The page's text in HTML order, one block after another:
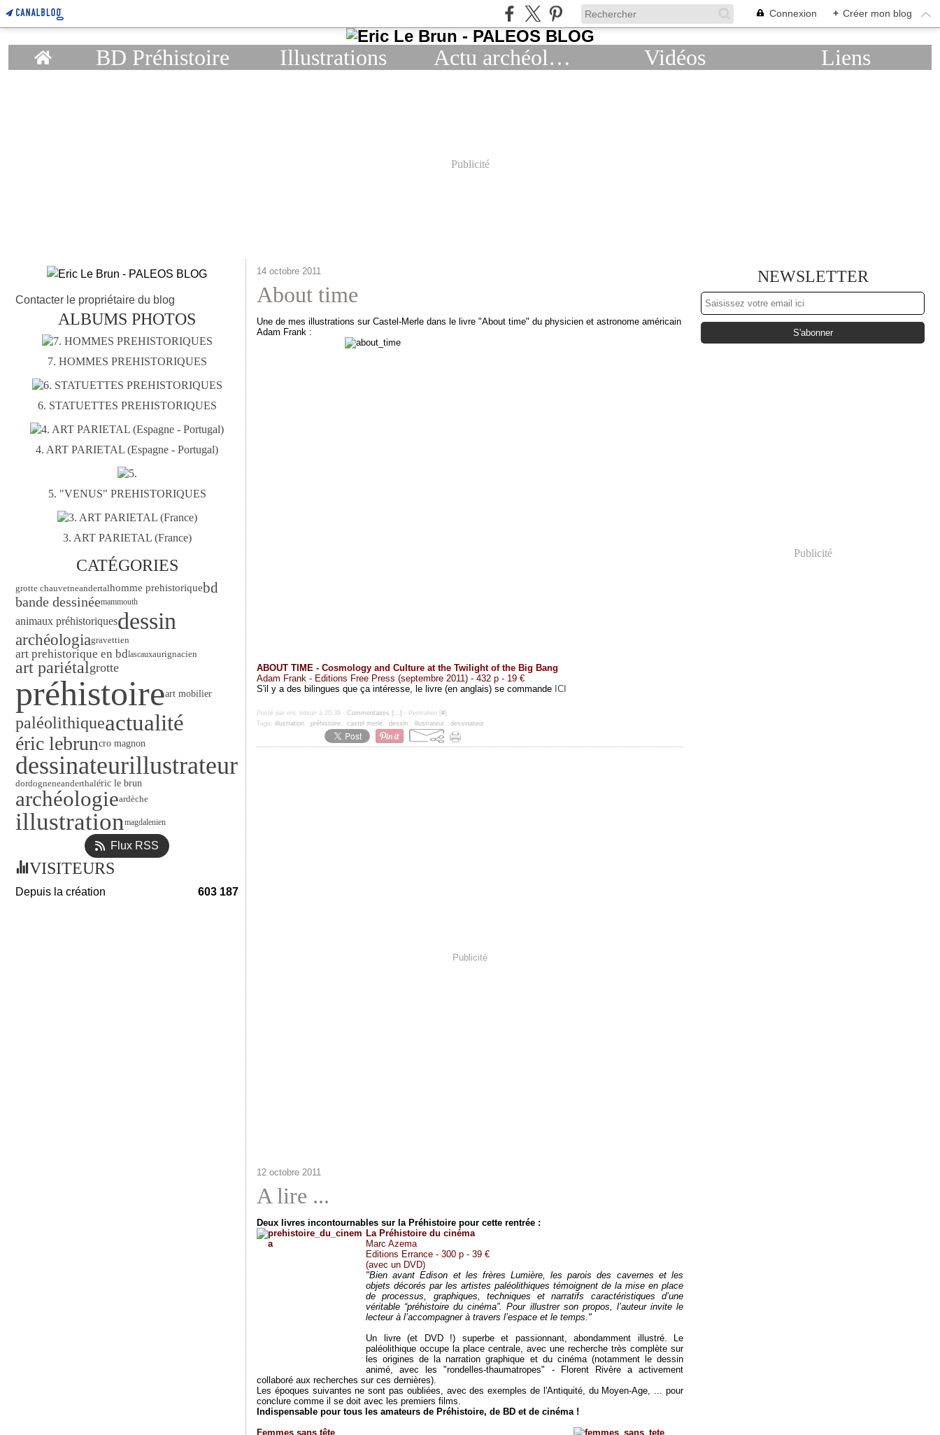
Connexion + Créer mon blog
Home BD Préhistoire Illustrations Actu archéologie Vidéos Liens
Publicité
Contacter le propriétaire du blog
ALBUMS PHOTOS
7. HOMMES PREHISTORIQUES
6. STATUETTES PREHISTORIQUES
4. ART PARIETAL (Espagne - Portugal)
5. "VENUS" PREHISTORIQUES
3. ART PARIETAL (France)
CATÉGORIES
grotte chauvetneandertalhomme prehistoriquebd
bande dessinéemammouth
animaux préhistoriquesdessin
archéologiagravettien
art prehistorique en bdlascauxaurignacien
art pariétalgrotte
préhistoireart mobilier
paléolithiqueactualité
éric lebruncro magnon
dessinateurillustrateur
dordogneneanderthaléric le brun
archéologieardèche
illustrationmagdalenien
Flux RSS
VISITEURS
Depuis la création 603 187
14 octobre 2011
About time
Une de mes illustrations sur Castel-Merle dans le livre "About time" du physicien et astronome américain
Adam Frank :
ABOUT TIME - Cosmology and Culture at the Twilight of the Big Bang
Adam Frank - Editions Free Press (septembre 2011) - 432 p - 19 €
S'il y a des bilingues que ça intéresse, le livre (en anglais) se commande ICI
Posté par eric lebrun à 20:39 - Commentaires [ …] - Permalien [ #]
Tags: illustration, préhistoire, castel merle, dessin, illustrateur, dessinateur
Publicité
12 octobre 2011
A lire ...
Deux livres incontournables sur la Préhistoire pour cette rentrée :
La Préhistoire du cinéma
Marc Azema
Editions Errance - 300 p - 39 €
(avec un DVD)
"Bien avant Edison et les frères Lumière, les parois des cavernes et les
objets décorés par les artistes paléolithiques témoignent de la mise en place
de processus, graphiques, techniques et narratifs caractéristiques d’une
véritable “préhistoire du cinéma”. Pour illustrer son propos, l’auteur invite le
lecteur à l’accompagner à travers l’espace et le temps."
Un livre (et DVD !) superbe et passionnant, abondamment illustré. Le
paléolithique occupe la place centrale, avec une recherche très complète sur
les origines de la narration graphique et du cinéma (notamment le dessin
animé, avec les "rondelles-thaumatropes" - Florent Rivère a activement
collaboré aux recherches sur ces dernières).
Les époques suivantes ne sont pas oubliées, avec des exemples de l'Antiquité, du Moyen-Age, ... pour
conclure comme il se doit avec les premiers films.
Indispensable pour tous les amateurs de Préhistoire, de BD et de cinéma !
Femmes sans tête
NEWSLETTER
Publicité